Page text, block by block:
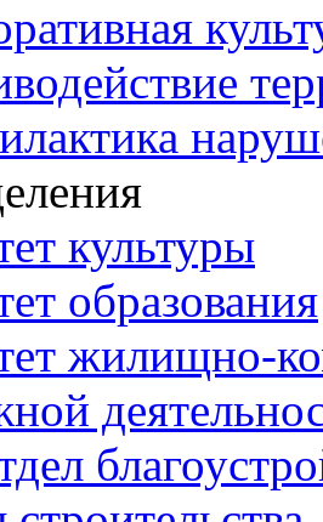
культуры
образования
жилищно-